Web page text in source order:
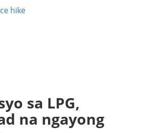
hike
sa LPG,
na ngayong